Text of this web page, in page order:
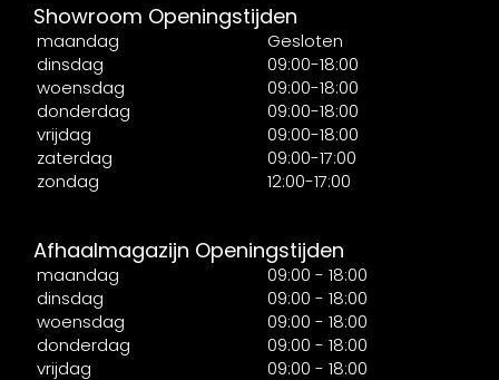
Showroom Openingstijden
maandag
Gesloten
dinsdag
09:00-18:00
woensdag
09:00-18:00
donderdag
09:00-18:00
vrijdag
09:00-18:00
zaterdag
09:00-17:00
zondag
12:00-17:00
Afhaalmagazijn Openingstijden
maandag
09:00 - 18:00
dinsdag
09:00 - 18:00
woensdag
09:00 - 18:00
donderdag
09:00 - 18:00
vrijdag
09:00 - 18:00